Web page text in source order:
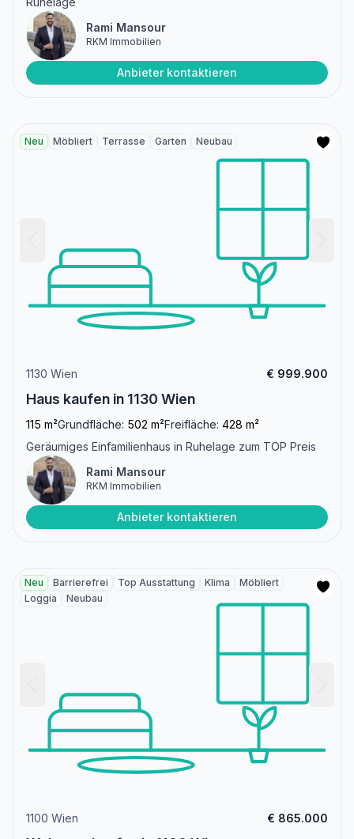
Rami Mansour
RKM Immobilien
Anbieter kontaktieren
Neu Möbliert Terrasse Garten Neubau
1130 Wien € 999.900
Haus kaufen in 1130 Wien
115 m²Grundfläche: 502 m²Freifläche: 428 m²
Geräumiges Einfamilienhaus in Ruhelage zum TOP Preis
Rami Mansour
RKM Immobilien
Anbieter kontaktieren
Neu Barrierefrei Top Ausstattung Klima
Möbliert
Loggia
Neubau
1100 Wien € 865.000